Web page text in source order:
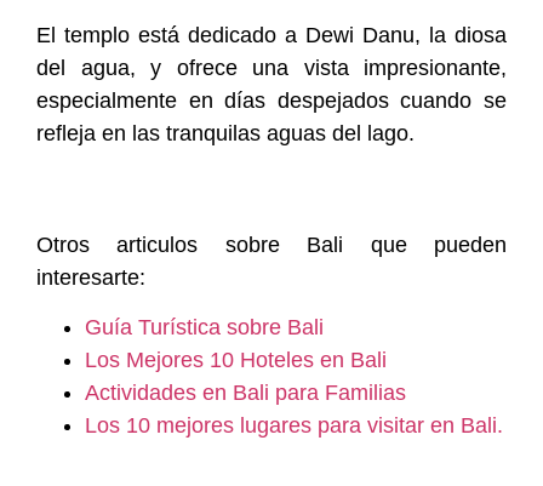
El templo está dedicado a Dewi Danu, la diosa
del agua, y ofrece una vista impresionante,
especialmente en días despejados cuando se
refleja en las tranquilas aguas del lago.
Otros articulos sobre Bali que pueden
interesarte:
Guía Turística sobre Bali
Los Mejores 10 Hoteles en Bali
Actividades en Bali para Familias
Los 10 mejores lugares para visitar en Bali.